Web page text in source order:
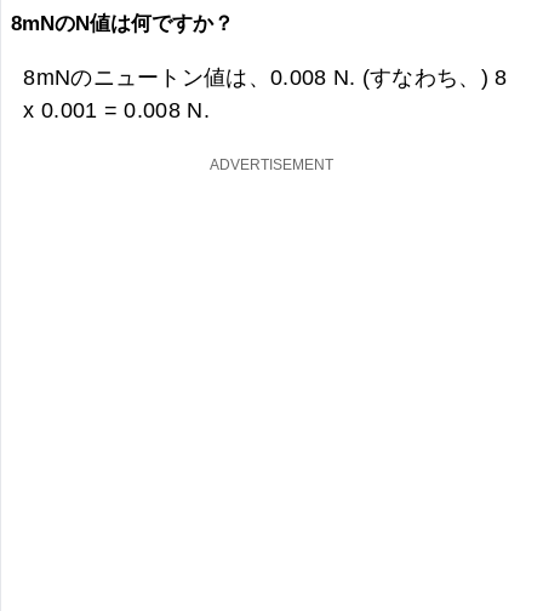
8mNのN値は何ですか？
8mNのニュートン値は、 0.008 N. (すなわち、) 8
x 0.001 =0.008 N.